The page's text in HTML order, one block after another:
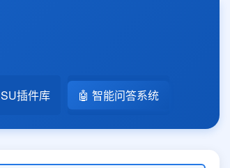
SU插件库 🤖 智能问答系统